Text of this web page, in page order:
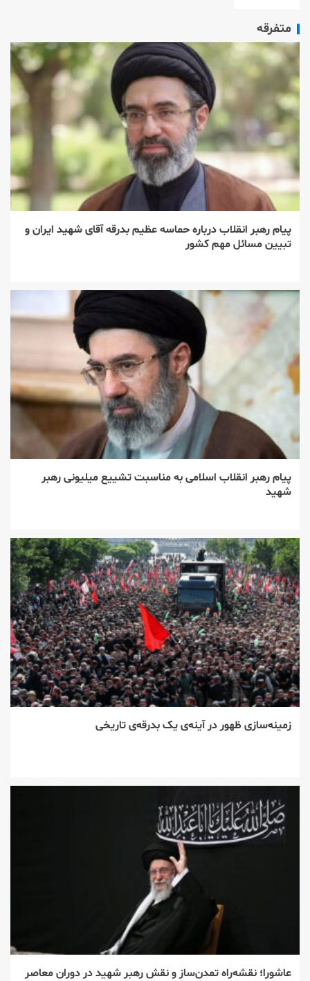
متفرقه
پیام رهبر انقلاب درباره حماسه عظیم بدرقه آقای شهید ایران و
تبیین مسائل مهم کشور
پیام رهبر انقلاب اسلامی به مناسبت تشییع میلیونی رهبر
شهید
زمینه‌سازی ظهور در آینه‌ی یک بدرقه‌ی تاریخی
عاشورا؛ نقشه‌راه تمدن‌ساز و نقش رهبر شهید در دوران معاصر